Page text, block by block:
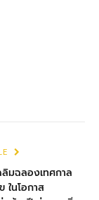
มฉลองเทศกาล
ในโอกาส